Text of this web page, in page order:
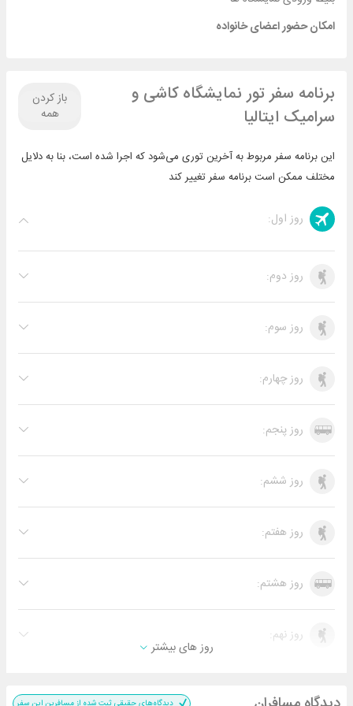
غلتک،ماشین آلات ساخت سرامیک هنری،سرامیک های فنی و فلزی،
ترمو هیدرولیک، لوازم یدکی و لوازم جانبی
آمار و ارقام نمایشگاه :
۳۳۳۹۹ بازدید کننده، ۵۰۰ غرفه، ۸۰۰۰۰ متر مربع
امکان حضور اعضای خانواده
برنامه سفر تور نمایشگاه کاشی و
سرامیک ایتالیا
باز کردن
همه
این برنامه سفر مربوط به آخرین توری می‌شود که اجرا شده است، بنا به دلایل
مختلف ممکن است برنامه سفر تغییر کند
روز اول:
روز دوم:
روز سوم:
روز چهارم:
روز پنجم:
روز ششم:
روز هفتم:
روز هشتم:
روز نهم:
روز های بیشتر